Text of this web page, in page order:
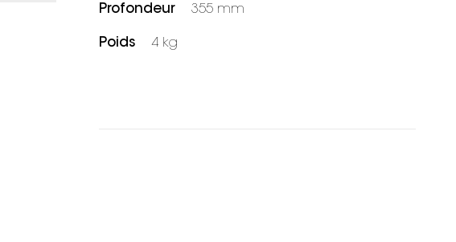
Profondeur 355 mm
Poids 4 kg